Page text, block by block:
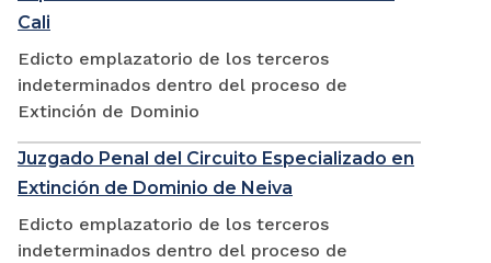
Cali
Edicto emplazatorio de los terceros
indeterminados dentro del proceso de
Extinción de Dominio
Juzgado Penal del Circuito Especializado en
Extinción de Dominio de Neiva
Edicto emplazatorio de los terceros
indeterminados dentro del proceso de